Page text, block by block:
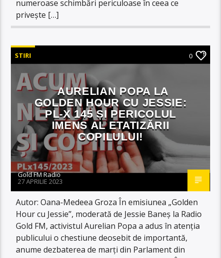
numeroase schimbări periculoase în ceea ce
privește […]
STIRI 0
AURELIAN POPA LA
GOLDEN HOUR CU JESSIE:
PL-X 145 ȘI PERICOLUL
IMENS AL ETATIZĂRII
COPILULUI!
Gold FM Radio
27 APRILIE 2023
Autor: Oana-Medeea Groza În emisiunea „Golden
Hour cu Jessie”, moderată de Jessie Baneș la Radio
Gold FM, activistul Aurelian Popa a adus în atenția
publicului o chestiune deosebit de importantă,
anume dezbaterea de marți din Parlament din